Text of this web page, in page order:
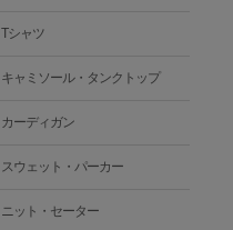
Tシャツ
キャミソール・タンクトップ
カーディガン
スウェット・パーカー
ニット・セーター